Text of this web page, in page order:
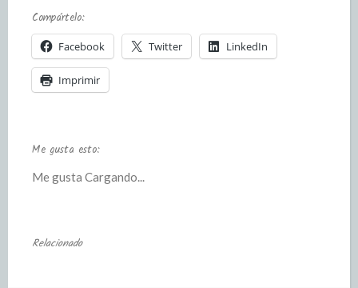
Compártelo:
Facebook Twitter LinkedIn
Imprimir
Me gusta esto:
Me gusta Cargando...
Relacionado